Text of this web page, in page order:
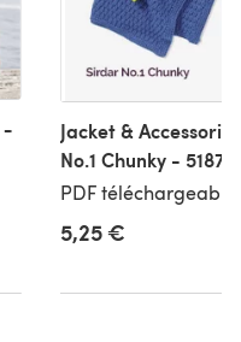
Jacket &
No.1 Chunky - 5187 -
Downloadable PDF
PDF
5,25 €